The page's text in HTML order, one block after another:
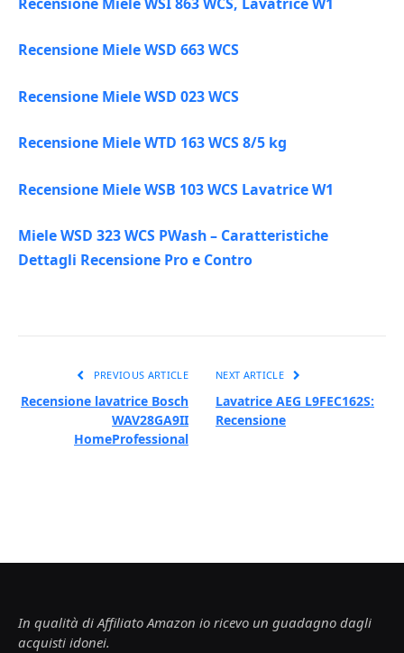
Recensione Miele WSD 663 WCS
Recensione Miele WSD 023 WCS
Recensione Miele WTD 163 WCS 8/5 kg
Recensione Miele WSB 103 WCS Lavatrice W1
Miele WSD 323 WCS PWash – Caratteristiche
Dettagli Recensione Pro e Contro
PREVIOUS ARTICLE
Recensione lavatrice Bosch
WAV28GA9II
HomeProfessional
NEXT ARTICLE
Lavatrice AEG L9FEC162S:
Recensione
In qualità di Affiliato Amazon io ricevo un guadagno dagli
acquisti idonei.